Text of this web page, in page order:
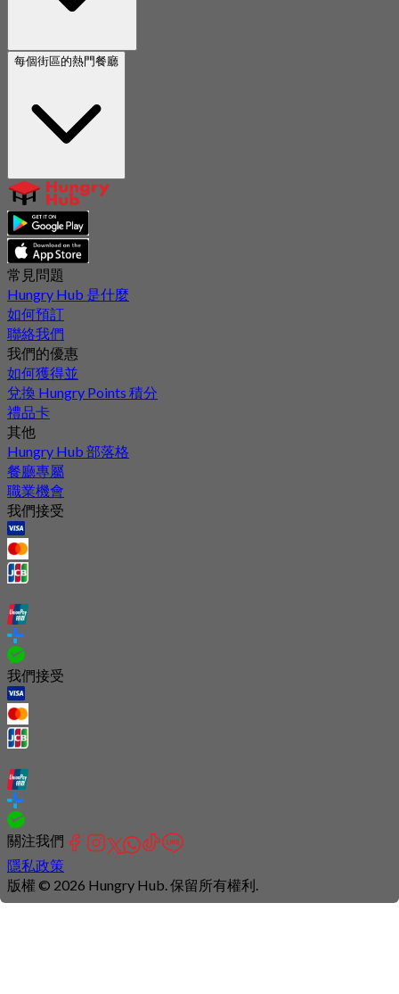
每個街區的熱門餐廳
常見問題
Hungry Hub 是什麼
如何預訂
聯絡我們
我們的優惠
如何獲得並
兌換 Hungry Points 積分
禮品卡
其他
Hungry Hub 部落格
餐廳專屬
職業機會
我們接受
我們接受
關注我們
隱私政策
版權 © 2026 Hungry Hub. 保留所有權利.
Connection